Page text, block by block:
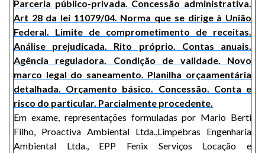
Parceria público-privada. Concessão administrativa.
Art 28 da lei 11079/04. Norma que se dirige à União
Federal. Limite de comprometimento de receitas.
Análise prejudicada. Rito próprio. Contas anuais.
Agência reguladora. Condição de validade. Novo
marco legal do saneamento. Planilha orçaamentária
detalhada. Orçamento básico. Concessão. Conta e
risco do particular. Parcialmente procedente.
Em exame, representações formuladas por Mario Berti
Filho, Proactiva Ambiental Ltda.,Limpebras Engenharia
Ambiental Ltda., EPP Fenix Serviços Locação e